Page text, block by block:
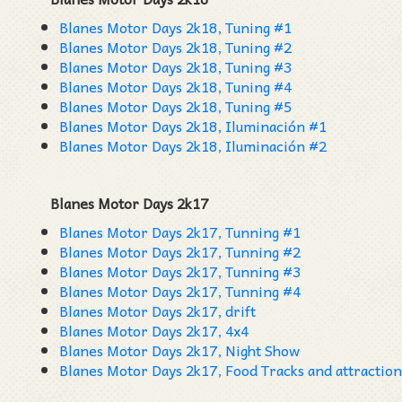
Blanes Motor Days 2k18, Tuning #1
Blanes Motor Days 2k18, Tuning #2
Blanes Motor Days 2k18, Tuning #3
Blanes Motor Days 2k18, Tuning #4
Blanes Motor Days 2k18, Tuning #5
Blanes Motor Days 2k18, Iluminación #1
Blanes Motor Days 2k18, Iluminación #2
Blanes Motor Days 2k17
Blanes Motor Days 2k17, Tunning #1
Blanes Motor Days 2k17, Tunning #2
Blanes Motor Days 2k17, Tunning #3
Blanes Motor Days 2k17, Tunning #4
Blanes Motor Days 2k17, drift
Blanes Motor Days 2k17, 4x4
Blanes Motor Days 2k17, Night Show
Blanes Motor Days 2k17, Food Tracks and